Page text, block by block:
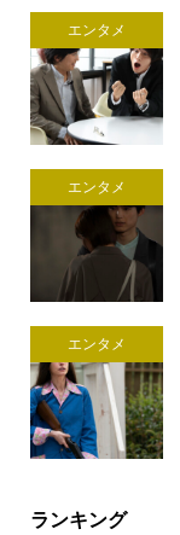
エンタメ
エンタメ
エンタメ
ランキング